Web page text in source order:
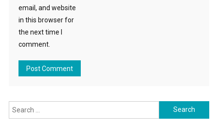
email, and website
in this browser for
the next time I
comment.
Search for: